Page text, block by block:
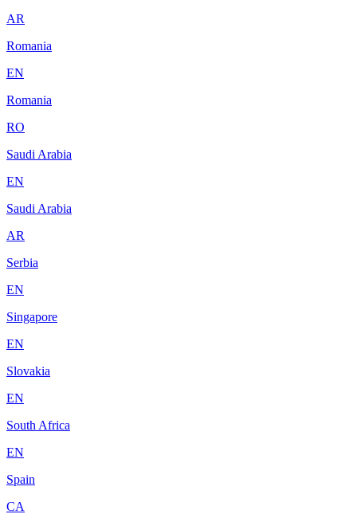
AR
Romania
EN
Romania
RO
Saudi Arabia
EN
Saudi Arabia
AR
Serbia
EN
Singapore
EN
Slovakia
EN
South Africa
EN
Spain
CA